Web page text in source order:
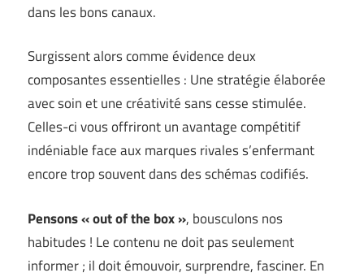
dans les bons canaux.
Surgissent alors comme évidence deux
composantes essentielles : Une stratégie élaborée
avec soin et une créativité sans cesse stimulée.
Celles-ci vous offriront un avantage compétitif
indéniable face aux marques rivales s’enfermant
encore trop souvent dans des schémas codifiés.
Pensons « out of the box », bousculons nos
habitudes ! Le contenu ne doit pas seulement
informer ; il doit émouvoir, surprendre, fasciner. En